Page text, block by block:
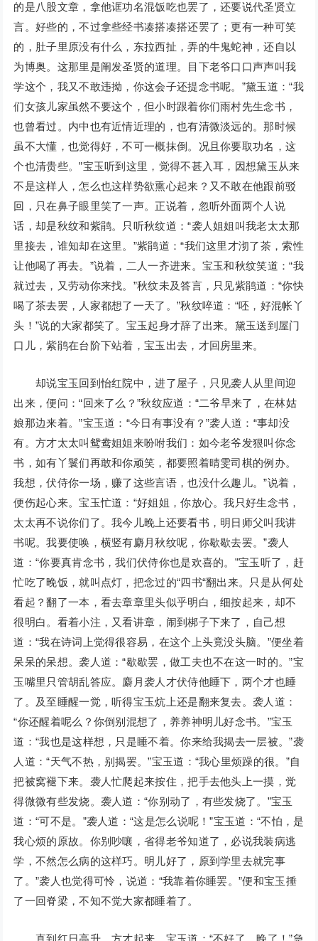
的是八股文章，拿他诓功名混饭吃也罢了，还要说代圣贤立
言。好些的，不过拿些经书凑搭凑搭还罢了；更有一种可笑
的，肚子里原没有什么，东拉西扯，弄的牛鬼蛇神，还自以
为博奥。这那里是阐发圣贤的道理。目下老爷口口声声叫我
学这个，我又不敢违拗，你这会子还提念书呢。”黛玉道：“我
们女孩儿家虽然不要这个，但小时跟着你们雨村先生念书，
也曾看过。内中也有近情近理的，也有清微淡远的。那时候
虽不大懂，也觉得好，不可一概抹倒。况且你要取功名，这
个也清贵些。”宝玉听到这里，觉得不甚入耳，因想黛玉从来
不是这样人，怎么也这样势欲熏心起来？又不敢在他跟前驳
回，只在鼻子眼里笑了一声。正说着，忽听外面两个人说
话，却是秋纹和紫鹃。只听秋纹道：“袭人姐姐叫我老太太那
里接去，谁知却在这里。”紫鹃道：“我们这里才沏了茶，索性
让他喝了再去。”说着，二人一齐进来。宝玉和秋纹笑道：“我
就过去，又劳动你来找。”秋纹未及答言，只见紫鹃道：“你快
喝了茶去罢，人家都想了一天了。”秋纹啐道：“呸，好混帐丫
头！”说的大家都笑了。宝玉起身才辞了出来。黛玉送到屋门
口儿，紫鹃在台阶下站着，宝玉出去，才回房里来。
却说宝玉回到怡红院中，进了屋子，只见袭人从里间迎
出来，便问：“回来了么？”秋纹应道：“二爷早来了，在林姑
娘那边来着。”宝玉道：“今日有事没有？”袭人道：“事却没
有。方才太太叫鸳鸯姐姐来吩咐我们：如今老爷发狠叫你念
书，如有丫鬟们再敢和你顽笑，都要照着晴雯司棋的例办。
我想，伏侍你一场，赚了这些言语，也没什么趣儿。”说着，
便伤起心来。宝玉忙道：“好姐姐，你放心。我只好生念书，
太太再不说你们了。我今儿晚上还要看书，明日师父叫我讲
书呢。我要使唤，横竖有麝月秋纹呢，你歇歇去罢。”袭人
道：“你要真肯念书，我们伏侍你也是欢喜的。”宝玉听了，赶
忙吃了晚饭，就叫点灯，把念过的“四书“翻出来。只是从何处
看起？翻了一本，看去章章里头似乎明白，细按起来，却不
很明白。看着小注，又看讲章，闹到梆子下来了，自己想
道：“我在诗词上觉得很容易，在这个上头竟没头脑。”便坐着
呆呆的呆想。袭人道：“歇歇罢，做工夫也不在这一时的。”宝
玉嘴里只管胡乱答应。麝月袭人才伏侍他睡下，两个才也睡
了。及至睡醒一觉，听得宝玉炕上还是翻来复去。袭人道：
“你还醒着呢么？你倒别混想了，养养神明儿好念书。”宝玉
道：“我也是这样想，只是睡不着。你来给我揭去一层被。”袭
人道：“天气不热，别揭罢。”宝玉道：“我心里烦躁的很。”自
把被窝褪下来。袭人忙爬起来按住，把手去他头上一摸，觉
得微微有些发烧。袭人道：“你别动了，有些发烧了。”宝玉
道：“可不是。”袭人道：“这是怎么说呢！”宝玉道：“不怕，是
我心烦的原故。你别吵嚷，省得老爷知道了，必说我装病逃
学，不然怎么病的这样巧。明儿好了，原到学里去就完事
了。”袭人也觉得可怜，说道：“我靠着你睡罢。”便和宝玉捶
了一回脊梁，不知不觉大家都睡着了。